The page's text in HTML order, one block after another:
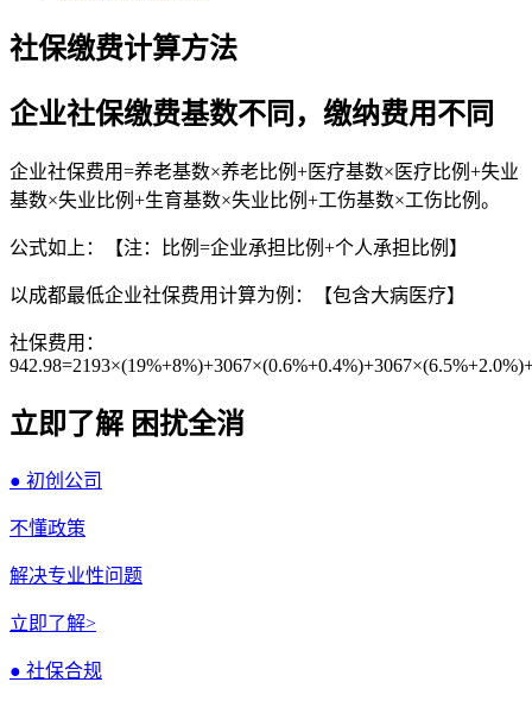
社保缴费计算方法
企业社保缴费基数不同，缴纳费用不同
企业社保费用=养老基数×养老比例+医疗基数×医疗比例+失业
基数×失业比例+生育基数×失业比例+工伤基数×工伤比例。
公式如上：【注：比例=企业承担比例+个人承担比例】
以成都最低企业社保费用计算为例：【包含大病医疗】
社保费用：
立即了解 困扰全消
● 初创公司
不懂政策
解决专业性问题
立即了解>
● 社保合规